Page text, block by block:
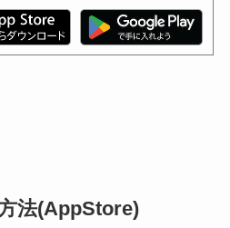
法(AppStore)